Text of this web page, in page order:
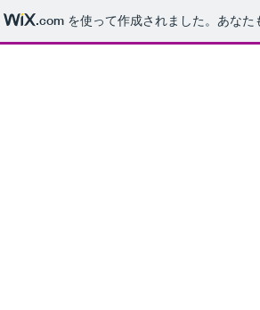
.com を使って作成されました。あなた